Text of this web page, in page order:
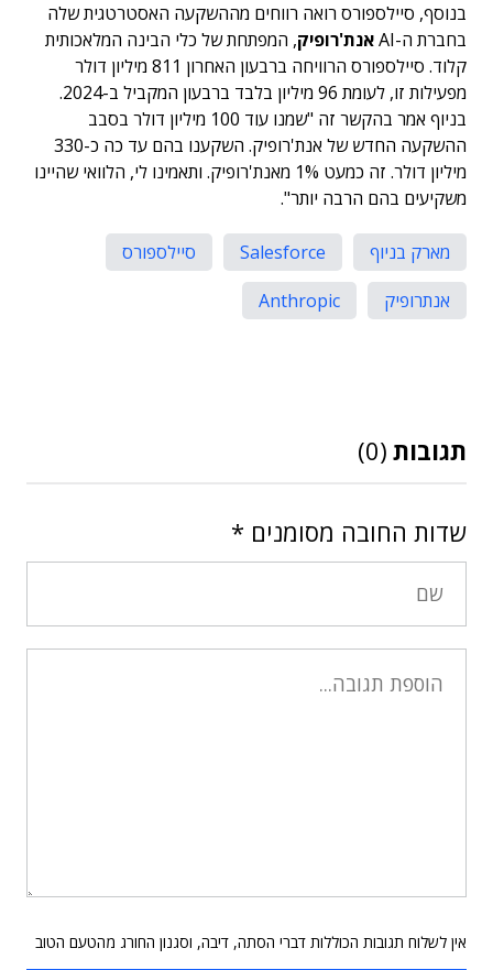
בנוסף, סיילספורס רואה רווחים מההשקעה האסטרטגית שלה
בחברת ה-AI
אנת'רופיק, המפתחת של כלי הבינה המלאכותית
קלוד. סיילספורס הרוויחה ברבעון האחרון 811 מיליון דולר
מפעילות זו, לעומת 96 מיליון בלבד ברבעון המקביל ב-2024.
בניוף אמר בהקשר זה "שמנו עוד 100 מיליון דולר בסבב
ההשקעה החדש של אנת'רופיק. השקענו בהם עד כה כ-330
מיליון דולר. זה כמעט 1% מאנת'רופיק. ותאמינו לי, הלוואי שהיינו
משקיעים בהם הרבה יותר".
מארק בניוף Salesforce
סיילספורס
אנתרופיק
Anthropic
תגובות (0)
שדות החובה מסומנים *
אין לשלוח תגובות הכוללות דברי הסתה, דיבה, וסגנון החורג מהטעם הטוב